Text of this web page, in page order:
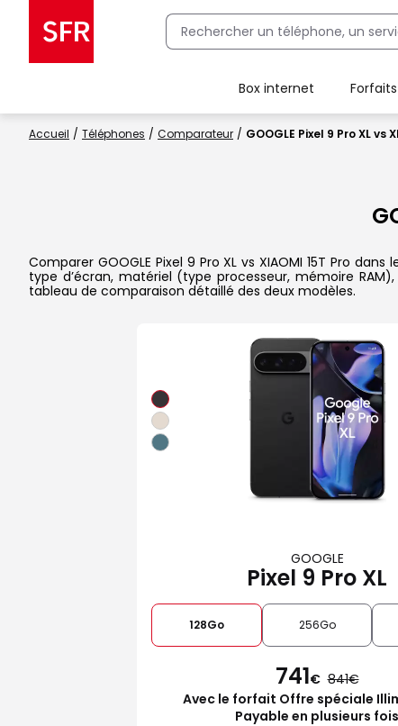
Box internet
Accueil Téléphones Comparateur GOOGLE Pixel 9 Pro XL vs
Comparer GOOGLE Pixel 9 Pro XL vs XIAOMI 15T Pro
type d’écran, matériel (type processeur, mémoire
tableau de comparaison détaillé des deux modèles.
GOOGLE
Pixel 9 Pro XL
128Go 256Go
741€ 841
Avec le forfait Offre spéciale
Payable en plusieurs fois